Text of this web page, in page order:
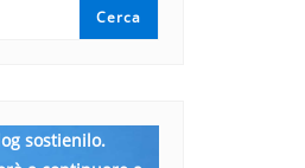
Cerca
sostienilo.